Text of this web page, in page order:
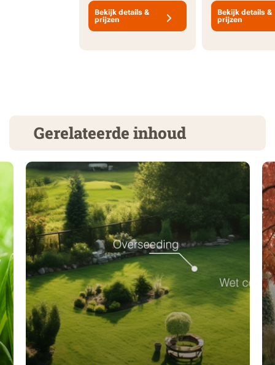
Bekijk details &
prijzen
Bekijk details &
prijzen
Gerelateerde inhoud